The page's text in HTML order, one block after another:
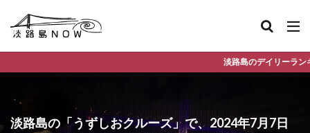
淡路島のデイリーランキングやお得な店舗情報な
淡路島の「うずしおクルーズ」で、2024年7月7日